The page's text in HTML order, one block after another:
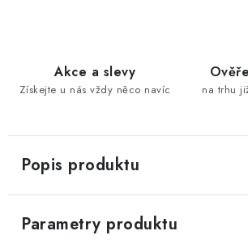
Akce a slevy
Získejte u nás vždy něco navíc
na trhu
Popis produktu
Parametry produktu